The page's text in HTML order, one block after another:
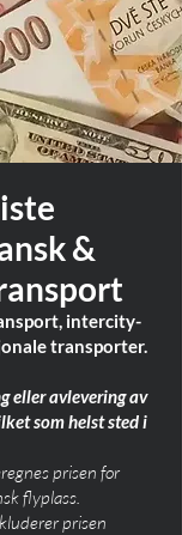
&
intercity-
transporter.
eller avlevering av
som helst sted i
prisen for
flyplass.
prisen